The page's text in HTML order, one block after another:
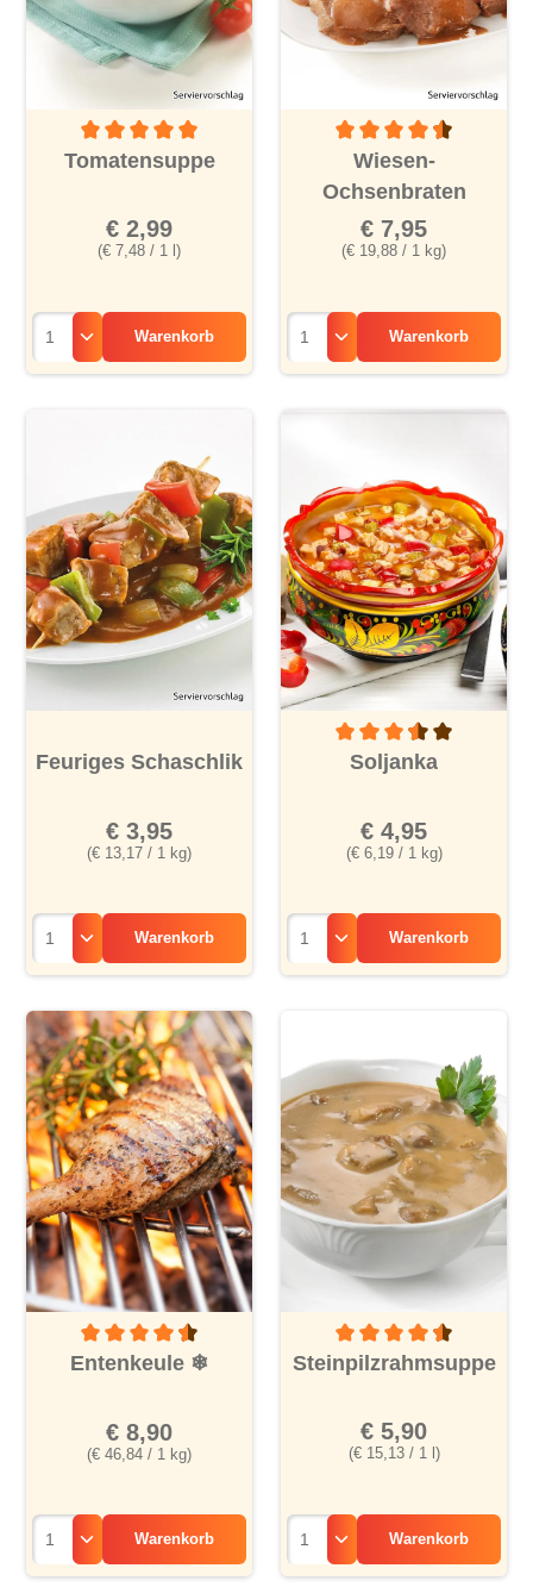
Durchschnittliche Bewertung von 5 von 5 Sternen
Tomatensuppe
(€ 7,48 / 1 l)
€ 2,99
Warenkorb
Durchschnittliche
Wiesen-
Ochsenbraten
(€ 19,88 / 1 kg)
€ 7,95
Warenkorb
Feuriges Schaschlik
(€ 13,17 / 1 kg)
€ 3,95
Warenkorb
Durchschnittliche
Soljanka
(€ 6,19 / 1 kg)
€ 4,95
Warenkorb
Durchschnittliche Bewertung von 4.3 von 5 Sternen
Entenkeule ❄
(€ 46,84 / 1 kg)
€ 8,90
Warenkorb
Durchschnittliche
Steinpilzrahmsuppe
(€ 15,13 / 1 l)
€ 5,90
Warenkorb